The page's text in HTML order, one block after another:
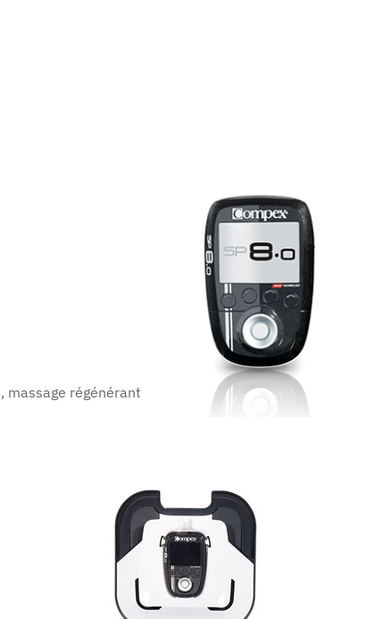
massage régénérant